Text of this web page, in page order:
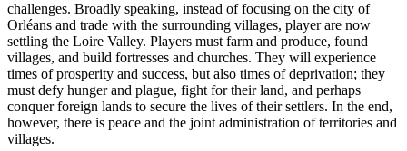
challenges. Broadly speaking, instead of focusing on the city of
Orléans and trade with the surrounding villages, player are now
settling the Loire Valley. Players must farm and produce, found
villages, and build fortresses and churches. They will experience
times of prosperity and success, but also times of deprivation; they
must defy hunger and plague, fight for their land, and perhaps
conquer foreign lands to secure the lives of their settlers. In the end,
however, there is peace and the joint administration of territories and
villages.